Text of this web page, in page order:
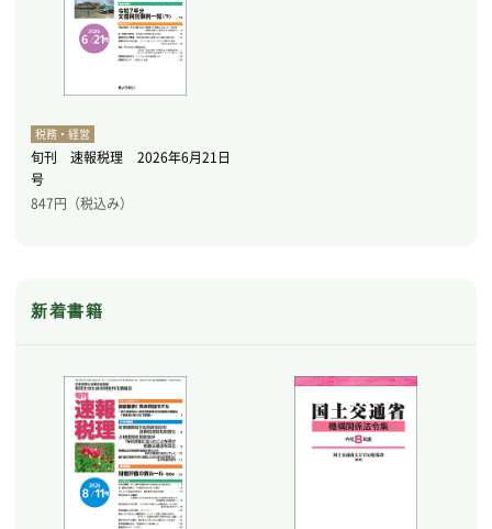
税務・経営
旬刊 速報税理 2026年6月21日
号
847円（税込み）
新着書籍